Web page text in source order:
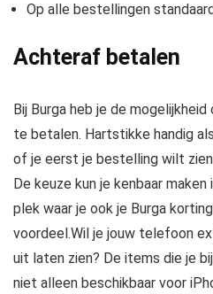
Op alle bestellingen
Achteraf betalen
Bij Burga heb je de
te betalen. Hartstikke handig
of je eerst je bestelling wilt
De keuze kun je kenbaar
plek waar je ook je Burga
voordeel.Wil je jouw telefoon
uit laten zien? De items die je
niet alleen beschikbaar voor